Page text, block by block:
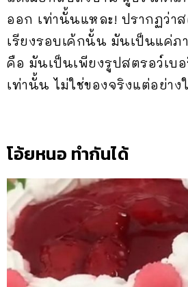
ออก เท่านั้นแหละ! ปรากฏว่า
เรียงรอบเค้กนั้น มันเป็นแค่ภ
คือ มันเป็นเพียงรูปสตรอว์เบ
เท่านั้น ไม่ใช่ของจริงแต่อย่าง
โอ้ยหนอ ทำกันได้